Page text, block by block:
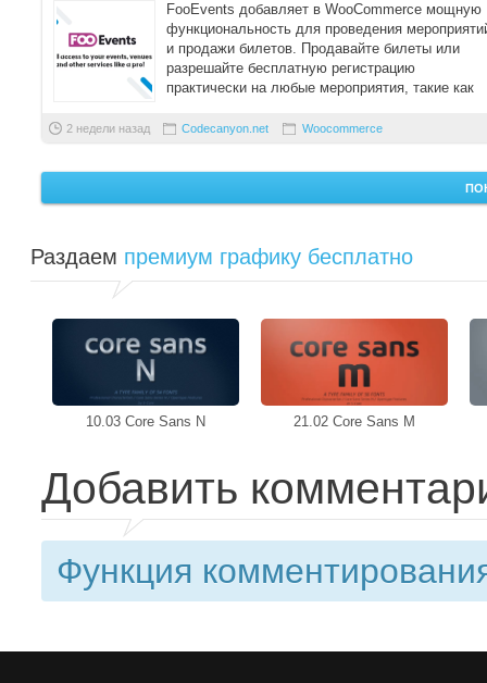
FooEvents добавляет в WooCommerce мощную
функциональность для проведения
и продажи билетов. Продавайте билеты или
разрешайте бесплатную регистрацию
практически на любые мероприятия, такие как
2 недели назад Codecanyon.net Woocommerce
Раздаем премиум графику бесплатно
10.03 Core Sans N 21.02 Core Sans M
Добавить
Функция